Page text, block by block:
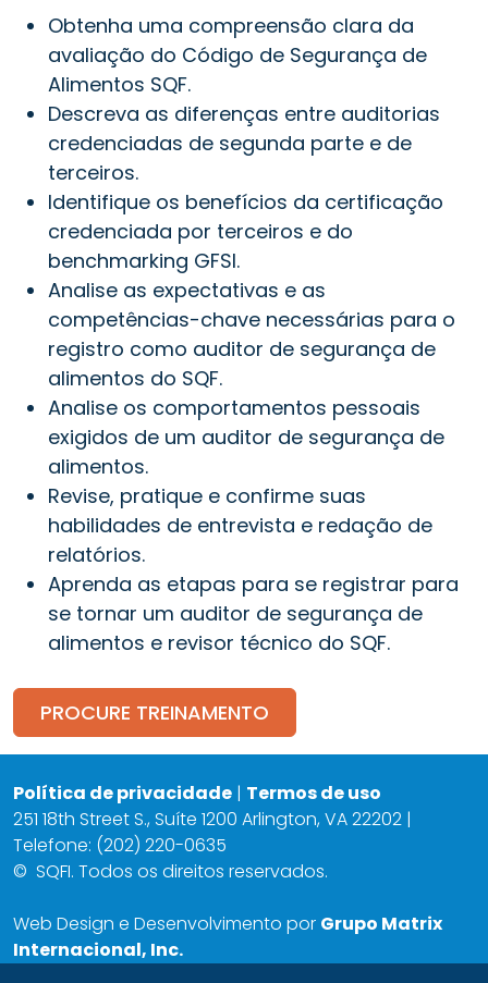
Obtenha uma compreensão clara da
avaliação do Código de Segurança de
Alimentos SQF.
Descreva as diferenças entre auditorias
credenciadas de segunda parte e de
terceiros.
Identifique os benefícios da certificação
credenciada por terceiros e do
benchmarking GFSI.
Analise as expectativas e as
competências-chave necessárias para o
registro como auditor de segurança de
alimentos do SQF.
Analise os comportamentos pessoais
exigidos de um auditor de segurança de
alimentos.
Revise, pratique e confirme suas
habilidades de entrevista e redação de
relatórios.
Aprenda as etapas para se registrar para
se tornar um auditor de segurança de
alimentos e revisor técnico do SQF.
PROCURE TREINAMENTO
Política de privacidade | Termos de uso
251 18th Street S., Suíte 1200 Arlington, VA 22202 |
Telefone: (202) 220-0635
© SQFI. Todos os direitos reservados.
Web Design e Desenvolvimento por Grupo Matrix
Internacional, Inc.